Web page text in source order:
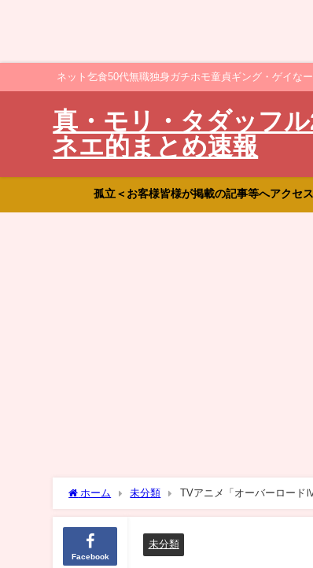
ネット乞食50代無職独身ガチホモ童貞ギング・ゲイな
真・モリ・タダッフ
ネエ的まとめ速報
孤立＜お客様皆様が掲載の記事等へアクセ
ホーム 未分類 TVアニメ「オーバーロード
Facebook
未分類